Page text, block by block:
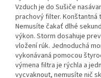
Vzduch je do Sušiče
prachový filter. Konštantná
Nemusíte čakať dlhé
výkon. Storm dosahuje
vložení rúk. Jednoduchá
vykonávaná pomocou
výmena filtra je rýchla a
vycvaknout, nemusíte nič